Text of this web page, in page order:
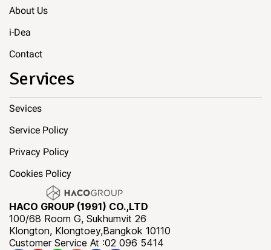
About Us
i-Dea
Contact
Services
Sevices
Service Policy
Privacy Policy
Cookies Policy
HACO GROUP (1991) CO.,LTD
100/68 Room G, Sukhumvit 26
Klongton, Klongtoey,Bangkok 10110
Customer Service At :02 096 5414